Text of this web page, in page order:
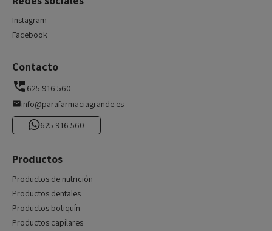
Instagram
Facebook
Contacto
625 916 560
info@parafarmaciagrande.es
625 916 560
Productos
Productos de nutrición
Productos dentales
Productos botiquín
Productos capilares